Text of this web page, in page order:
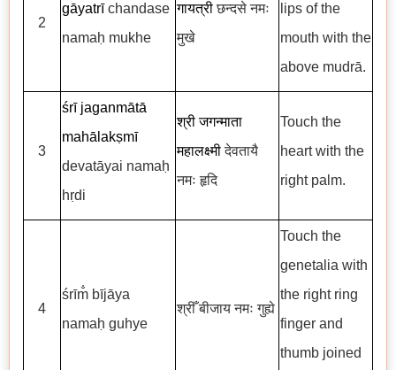
2
gāyatrīchandase
namaḥ mukhe
गायत्रीछन्दसे नमः
मुखे
lips of the
mouth with the
above mudrā.
3
śrī jaganmātā
mahālakṣmī
devatāyai namaḥ
hṛdi
श्री जगन्माता
महालक्ष्मीदेवतायै
नमः हृदि
Touch the
heart with the
right palm.
4
śrīm̐ bījāya
namaḥ guhye
श्रीँ बीजाय नमः गुह्ये
Touch the
genetalia with
the right ring
finger and
thumb joined